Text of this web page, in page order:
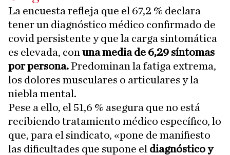
La encuesta refleja que el 67,2 % declara
tener un diagnóstico médico confirmado de
covid persistente y que la carga sintomática
es elevada, con una media de 6,29 síntomas
por persona.Predominan la fatiga extrema,
los dolores musculares o articulares y la
niebla mental.
Pese a ello, el 51,6 % asegura que no está
recibiendo tratamiento médico específico, lo
que, para el sindicato, «pone de manifiesto
las dificultades que supone el diagnóstico y